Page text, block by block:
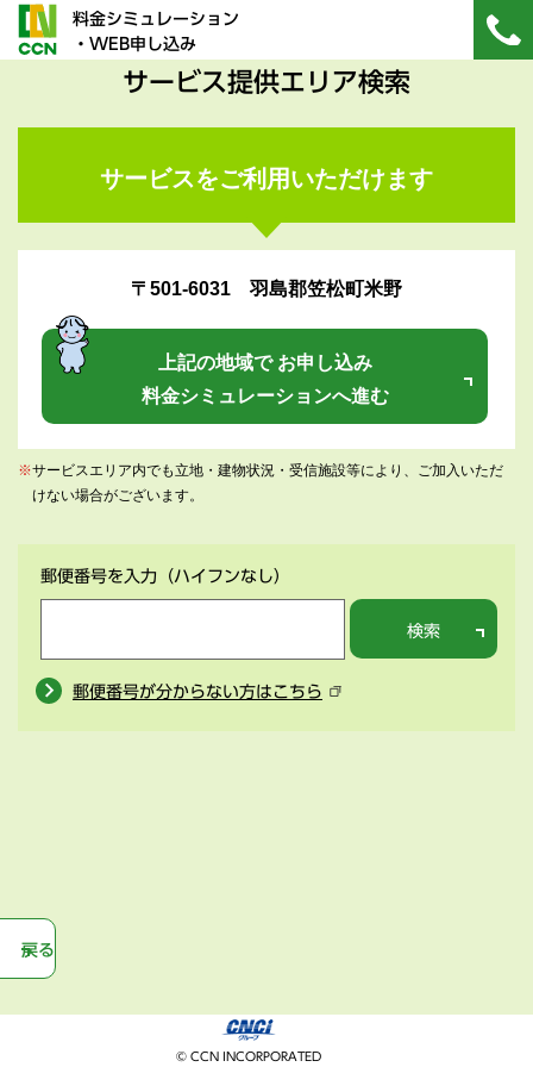
料金シミュレーション
・WEB申し込み
サービス提供エリア検索
サービスをご利用いただけます
〒501-6031 羽島郡笠松町米野
上記の地域で お申し込み
料金シミュレーションへ進む
※サービスエリア内でも立地・建物状況・受信施設等により、ご加入いただ
けない場合がございます。
郵便番号を入力 （ハイフンなし）
検索
郵便番号が分からない方はこちら
戻る
© CCN INCORPORATED